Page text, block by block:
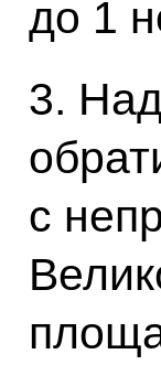
до 1
3.
с